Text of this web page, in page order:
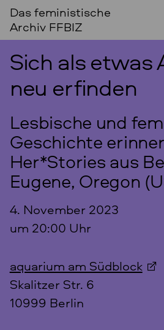
Das feministische
Archiv FFBIZ
Sich als etwas
neu erfinden
Lesbische und
Geschichte
Her*Stories aus
Eugene, Oregon
4. November 2023
um 20:00 Uhr
aquarium am Südblock
Skalitzer Str. 6
10999 Berlin